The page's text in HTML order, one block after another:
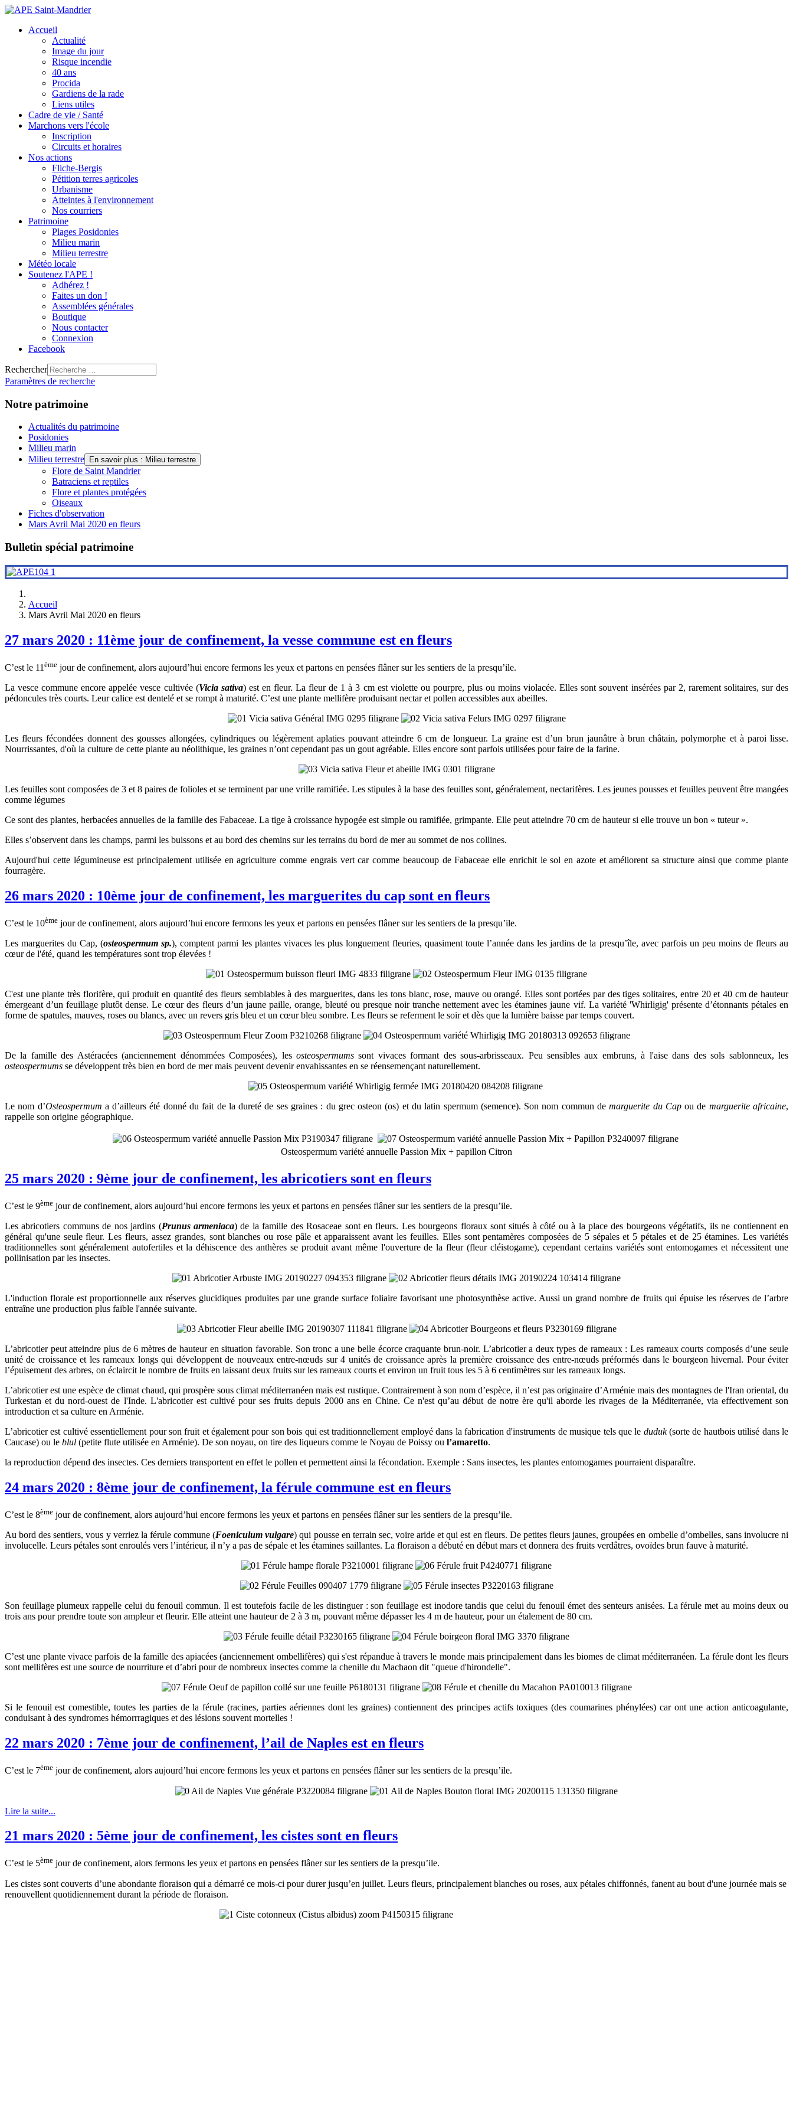
Accueil
Actualité
Image du jour
Risque incendie
40 ans
Procida
Gardiens de la rade
Liens utiles
Cadre de vie / Santé
Marchons vers l'école
Inscription
Circuits et horaires
Nos actions
Fliche-Bergis
Pétition terres agricoles
Urbanisme
Atteintes à l'environnement
Nos courriers
Patrimoine
Plages Posidonies
Milieu marin
Milieu terrestre
Météo locale
Soutenez l'APE !
Adhérez !
Faites un don !
Assemblées générales
Boutique
Nous contacter
Connexion
Facebook
Rechercher
Paramètres de recherche
Notre patrimoine
Actualités du patrimoine
Posidonies
Milieu marin
Milieu terrestre
En savoir plus : Milieu terrestre
Flore de Saint Mandrier
Batraciens et reptiles
Flore et plantes protégées
Oiseaux
Fiches d'observation
Mars Avril Mai 2020 en fleurs
Bulletin spécial patrimoine
Accueil
Mars Avril Mai 2020 en fleurs
27 mars 2020 : 11ème jour de confinement, la vesse commune est en fleurs
C’est le 11 ème jour de confinement, alors aujourd’hui encore fermons les yeux et partons en pensées flâner sur les sentiers de la presqu’ile.
La vesce commune encore appelée vesce cultivée (Vicia sativa) est en fleur. La fleur de 1 à 3 cm est violette ou pourpre, plus ou moins violacée. Elles sont souvent insérées par 2, rarement solitaires, sur des
pédoncules très courts. Leur calice est dentelé et se rompt à maturité. C’est une plante mellifère produisant nectar et pollen accessibles aux abeilles.
Les fleurs fécondées donnent des gousses allongées, cylindriques ou légèrement aplaties pouvant atteindre 6 cm de longueur. La graine est d’un brun jaunâtre à brun châtain, polymorphe et à paroi lisse.
Nourrissantes, d'où la culture de cette plante au néolithique, les graines n’ont cependant pas un gout agréable. Elles encore sont parfois utilisées pour faire de la farine.
Les feuilles sont composées de 3 et 8 paires de folioles et se terminent par une vrille ramifiée. Les stipules à la base des feuilles sont, généralement, nectarifères. Les jeunes pousses et feuilles peuvent être mangées
comme légumes
Ce sont des plantes, herbacées annuelles de la famille des Fabaceae. La tige à croissance hypogée est simple ou ramifiée, grimpante. Elle peut atteindre 70 cm de hauteur si elle trouve un bon « tuteur ».
Elles s’observent dans les champs, parmi les buissons et au bord des chemins sur les terrains du bord de mer au sommet de nos collines.
Aujourd'hui cette légumineuse est principalement utilisée en agriculture comme engrais vert car comme beaucoup de Fabaceae elle enrichit le sol en azote et améliorent sa structure ainsi que comme plante
fourragère.
26 mars 2020 : 10ème jour de confinement, les marguerites du cap sont en fleurs
C’est le 10ème jour de confinement, alors aujourd’hui encore fermons les yeux et partons en pensées flâner sur les sentiers de la presqu’ile.
Les marguerites du Cap, (osteospermum sp.), comptent parmi les plantes vivaces les plus longuement fleuries, quasiment toute l’année dans les jardins de la presqu’île, avec parfois un peu moins de fleurs au
cœur de l'été, quand les températures sont trop élevées !
C'est une plante très florifère, qui produit en quantité des fleurs semblables à des marguerites, dans les tons blanc, rose, mauve ou orangé. Elles sont portées par des tiges solitaires, entre 20 et 40 cm de hauteur
émergeant d’un feuillage plutôt dense. Le cœur des fleurs d’un jaune paille, orange, bleuté ou presque noir tranche nettement avec les étamines jaune vif. La variété 'Whirligig' présente d’étonnants pétales en
forme de spatules, mauves, roses ou blancs, avec un revers gris bleu et un cœur bleu sombre. Les fleurs se referment le soir et dès que la lumière baisse par temps couvert.
De la famille des Astéracées (anciennement dénommées Composées), les osteospermumssont vivaces formant des sous-arbrisseaux. Peu sensibles aux embruns, à l'aise dans des sols sablonneux, les
osteospermums se développent très bien en bord de mer mais peuvent devenir envahissantes en se réensemençant naturellement.
Le nom d’Osteospermum a d’ailleurs été donné du fait de la dureté de ses graines : du grec osteon (os) et du latin spermum (semence). Son nom commun demarguerite du Capou de marguerite africaine,
rappelle son origine géographique.
Osteospermum variété annuelle Passion Mix + papillon Citron
25 mars 2020 : 9ème jour de confinement, les abricotiers sont en fleurs
C’est le 9ème jour de confinement, alors aujourd’hui encore fermons les yeux et partons en pensées flâner sur les sentiers de la presqu’ile.
Les abricotiers communs de nos jardins (Prunus armeniaca) de la famille des Rosaceae sont en fleurs. Les bourgeons floraux sont situés à côté ou à la place des bourgeons végétatifs, ils ne contiennent en
général qu'une seule fleur. Les fleurs, assez grandes, sont blanches ou rose pâle et apparaissent avant les feuilles. Elles sont pentamères composées de 5 sépales et 5 pétales et de 25 étamines. Les variétés
traditionnelles sont généralement autofertiles et la déhiscence des anthères se produit avant même l'ouverture de la fleur (fleur cléistogame), cependant certains variétés sont entomogames et nécessitent une
pollinisation par les insectes.
L'induction florale est proportionnelle aux réserves glucidiques produites par une grande surface foliaire favorisant une photosynthèse active. Aussi un grand nombre de fruits qui épuise les réserves de l’arbre
entraîne une production plus faible l'année suivante.
L’abricotier peut atteindre plus de 6 mètres de hauteur en situation favorable. Son tronc a une belle écorce craquante brun-noir. L’abricotier a deux types de rameaux : Les rameaux courts composés d’une seule
unité de croissance et les rameaux longs qui développent de nouveaux entre-nœuds sur 4 unités de croissance après la première croissance des entre-nœuds préformés dans le bourgeon hivernal. Pour éviter
l’épuisement des arbres, on éclaircit le nombre de fruits en laissant deux fruits sur les rameaux courts et environ un fruit tous les 5 à 6 centimètres sur les rameaux longs.
L’abricotier est une espèce de climat chaud, qui prospère sous climat méditerranéen mais est rustique. Contrairement à son nom d’espèce, il n’est pas originaire d’Arménie mais des montagnes de l'Iran oriental, du
Turkestan et du nord-ouest de l'Inde. L'abricotier est cultivé pour ses fruits depuis 2000 ans en Chine. Ce n'est qu’au début de notre ère qu'il aborde les rivages de la Méditerranée, via effectivement son
introduction et sa culture en Arménie.
L’abricotier est cultivé essentiellement pour son fruit et également pour son bois qui est traditionnellement employé dans la fabrication d'instruments de musique tels que le duduk(sorte de hautbois utilisé dans le
Caucase) ou le blul (petite flute utilisée en Arménie). De son noyau, on tire des liqueurs comme le Noyau de Poissy ou l’amaretto.
la reproduction dépend des insectes. Ces derniers transportent en effet le pollen et permettent ainsi la fécondation. Exemple : Sans insectes, les plantes entomogames pourraient disparaître.
24 mars 2020 : 8ème jour de confinement, la férule commune est en fleurs
C’est le 8ème jour de confinement, alors aujourd’hui encore fermons les yeux et partons en pensées flâner sur les sentiers de la presqu’ile.
Au bord des sentiers, vous y verriez la férule commune (Foeniculum vulgare) qui pousse en terrain sec, voire aride et qui est en fleurs. De petites fleurs jaunes, groupées en ombelle d’ombelles, sans involucre ni
involucelle. Leurs pétales sont enroulés vers l’intérieur, il n’y a pas de sépale et les étamines saillantes. La floraison a débuté en début mars et donnera des fruits verdâtres, ovoïdes brun fauve à maturité.
Son feuillage plumeux rappelle celui du fenouil commun. Il est toutefois facile de les distinguer : son feuillage est inodore tandis que celui du fenouil émet des senteurs anisées. La férule met au moins deux ou
trois ans pour prendre toute son ampleur et fleurir. Elle atteint une hauteur de 2 à 3 m, pouvant même dépasser les 4 m de hauteur, pour un étalement de 80 cm.
C’est une plante vivace parfois de la famille des apiacées (anciennement ombellifères) qui s'est répandue à travers le monde mais principalement dans les biomes de climat méditerranéen. La férule dont les fleurs
sont mellifères est une source de nourriture et d’abri pour de nombreux insectes comme la chenille du Machaon dit "queue d'hirondelle".
Si le fenouil est comestible, toutes les parties de la férule (racines, parties aériennes dont les graines) contiennent des principes actifs toxiques (des coumarines phénylées) car ont une action anticoagulante,
conduisant à des syndromes hémorrragiques et des lésions souvent mortelles !
22 mars 2020 : 7ème jour de confinement, l’ail de Naples est en fleurs
C’est le 7ème jour de confinement, alors aujourd’hui encore fermons les yeux et partons en pensées flâner sur les sentiers de la presqu’ile.
Lire la suite...
21 mars 2020 : 5ème jour de confinement, les cistes sont en fleurs
C’est le 5ème jour de confinement, alors fermons les yeux et partons en pensées flâner sur les sentiers de la presqu’ile.
Les cistes sont couverts d’une abondante floraison qui a démarré ce mois-ci pour durer jusqu’en juillet. Leurs fleurs, principalement blanches ou roses, aux pétales chiffonnés, fanent au bout d'une journée mais se
renouvellent quotidiennement durant la période de floraison.